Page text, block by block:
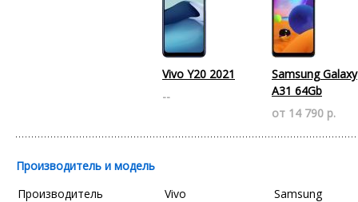
Vivo Y20 2021
--
Samsung Galaxy
A31 64Gb
от 14 790 р.
Производитель и модель
Производитель
Vivo
Samsung